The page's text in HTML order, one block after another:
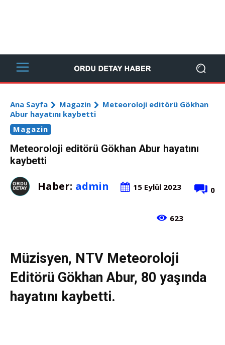
Ana Sayfa Magazin
Meteoroloji editörü Gökhan
Abur hayatını kaybetti
Magazin
Meteoroloji editörü Gökhan Abur hayatını
kaybetti
Haber: admin 15 Eylül 2023 0
623
Müzisyen, NTV Meteoroloji
Editörü Gökhan Abur, 80 yaşında
hayatını kaybetti.